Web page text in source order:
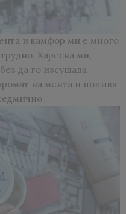
и камфор ми е много
Харесва ми,
да го изсушава
на мента и попива